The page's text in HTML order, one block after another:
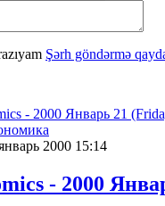
Şərh göndərmə
2000 15:14
- 2000